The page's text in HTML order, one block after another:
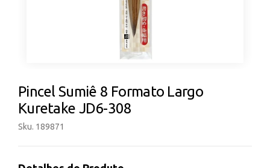
Pincel Sumiê 8 Formato Largo
Kuretake JD6-308
Sku. 189871